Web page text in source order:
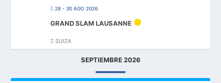
28 - 30 AGO 2026
GRAND SLAM LAUSANNE
SUIZA
SEPTIEMBRE 2026